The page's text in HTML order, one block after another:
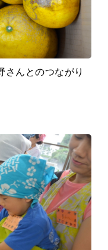
さんとのつながり